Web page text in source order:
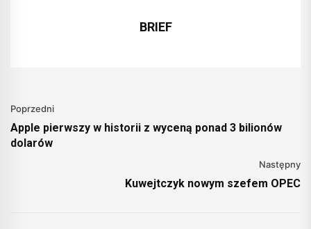
BRIEF
Poprzedni
Apple pierwszy w historii z wyceną ponad 3 bilionów
dolarów
Następny
Kuwejtczyk nowym szefem OPEC